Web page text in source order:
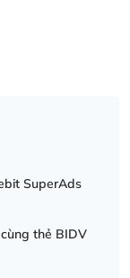
SuperAds
thẻ BIDV